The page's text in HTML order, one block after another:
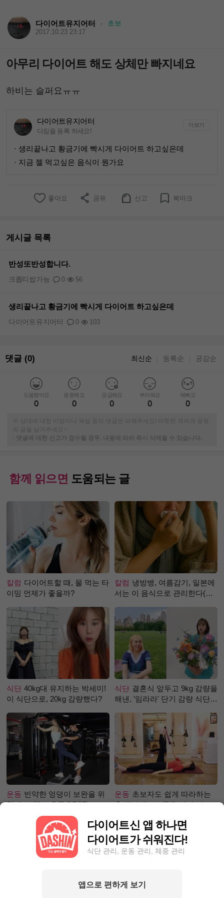
다이어트유지어터 · 초보
2017.10.23 23:17
아무리 다이어트 해도 상체만 빠지네요
하비는 슬퍼요ㅠㅠ
다이어트유지어터
다짐을 등록 하세요!
더보기
· 생리끝나고 황금기에 빡시게 다이어트 하고싶은데
· 지금 젤 먹고싶은 음식이 뭔가요
좋아요 공유 신고 북마크
게시글 목록
반성또반성합니다.
0 56
크롭티쌉가능
생리끝나고 황금기에 빡시게 다이어트 하고싶은데
0 103
다이어트유지어터
댓글 (0) 최신순 등록순 공감순
도움됐어요
0
응원해요
0
궁금해요
0
부러워요
0
예뻐요
0
※ 상대에 대한 비방이나 욕설 등의 댓글은 피해주세요! 따뜻한 격려와 응원
의 글을 남겨주세요~
-
댓글에 대한 신고가 접수될 경우, 내용에 따라 즉시 삭제될 수 있습니다.
함께 읽으면 도움되는 글
칼럼 다이어트할 때, 물 먹는 타
이밍 언제가 좋을까?
칼럼 냉방병, 여름감기, 일본에
서는 이 음식으로 관리한다(생
식단 40kg대 유지하는 박세미!
이 식단으로, 20kg 감량했다?
식단 결혼식 앞두고 9kg 감량을
해낸, '임라라' 단기 감량 식단
운동 빈약한 엉덩이 보완을 위
한 초보 헬스 운동 BEST!
운동 초보자도 쉽게 따라하는
홈 필라테스 – 곧은 다리 라인
다이어트신 앱 하나면
다이어트가 쉬워진다!
식단 관리, 운동 관리, 체중 관리
앱으로 편하게 보기